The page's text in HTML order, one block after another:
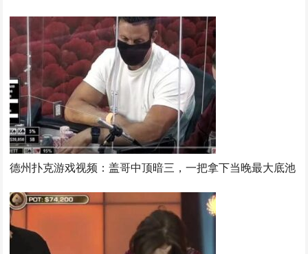
德州扑克游戏视频：盖哥中顶暗三，一把拿下当晚最大底池